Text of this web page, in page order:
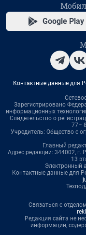
Google Play
Контактные данные для
Зарегистрировано
информационных
Свидетельство о
77–
Учредитель: Общество с
Главный
Адрес редакции: 344002, г.
13
Электронный
Контактные данные для
Связаться с
Редакция сайта не
информации,